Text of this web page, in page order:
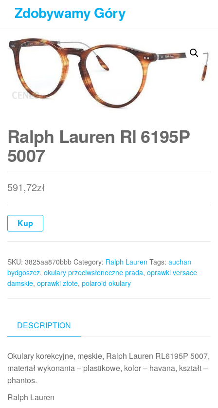
Przejdź
treści
Zdobywamy Góry
Ralph Lauren Rl 6195P
5007
591,72zł
Kup
SKU: 3825aa870bbb Category: Ralph Lauren Tags: auchan
bydgoszcz, okulary przeciwsłoneczne prada, oprawki versace
damskie, oprawki złote, polaroid okulary
DESCRIPTION
Okulary korekcyjne, męskie, Ralph Lauren RL6195P 5007,
materiał wykonania – plastikowe, kolor – havana, kształt –
phantos.
Ralph Lauren